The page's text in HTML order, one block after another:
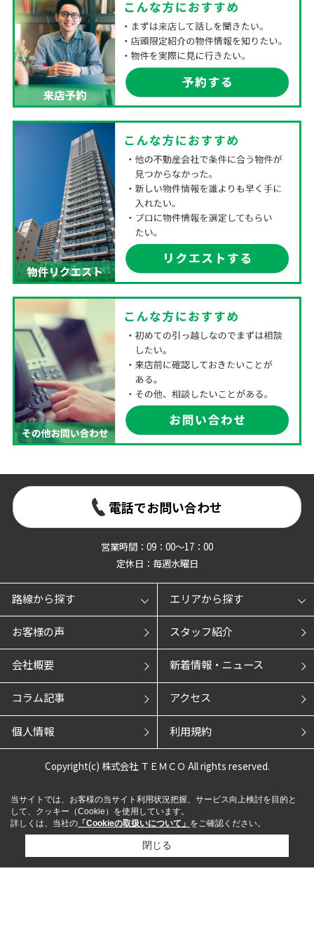
電話でお問い合わせ
営業時間：09：00～17：00
定休日：毎週水曜日
路線から探す エリアから探す
お客様の声 スタッフ紹介
会社概要 新着情報・ニュース
コラム記事 アクセス
個人情報 利用規約
Copyright(c) 株式会社 ＴＥＭＣＯ All rights reserved.
当サイトでは、お客様の当サイト利用状況把握、サービス向上検討を目的と
して、クッキー（Cookie）を使用しています。
詳しくは、当社の 「Cookieの取扱いについて」 をご確認ください。
閉じる